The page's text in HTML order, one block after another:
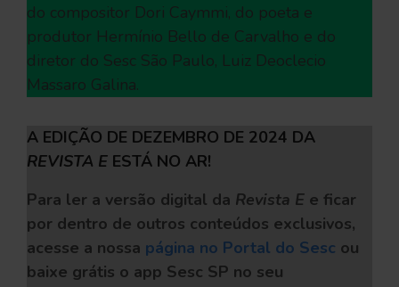
do compositor Dori Caymmi, do poeta e
produtor Hermínio Bello de Carvalho e do
diretor do Sesc São Paulo, Luiz Deoclecio
Massaro Galina.
A EDIÇÃO DE DEZEMBRO DE 2024 DA
REVISTA E ESTÁ NO AR!
Para ler a versão digital da Revista E e ficar
por dentro de outros conteúdos exclusivos,
acesse a nossa página no Portal do Sesc ou
baixe grátis o app Sesc SP no seu